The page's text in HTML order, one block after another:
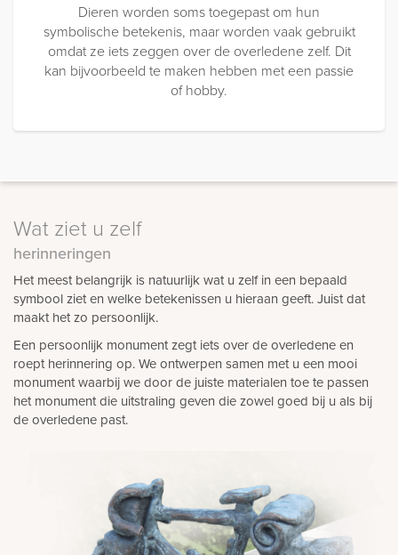
Dieren worden soms toegepast om hun
symbolische betekenis, maar worden vaak gebruikt
omdat ze iets zeggen over de overledene zelf. Dit
kan bijvoorbeeld te maken hebben met een passie
of hobby.
Wat ziet u zelf
herinneringen
Het meest belangrijk is natuurlijk wat u zelf in een bepaald
symbool ziet en welke betekenissen u hieraan geeft. Juist dat
maakt het zo persoonlijk.
Een persoonlijk monument zegt iets over de overledene en
roept herinnering op. We ontwerpen samen met u een mooi
monument waarbij we door de juiste materialen toe te passen
het monument die uitstraling geven die zowel goed bij u als bij
de overledene past.